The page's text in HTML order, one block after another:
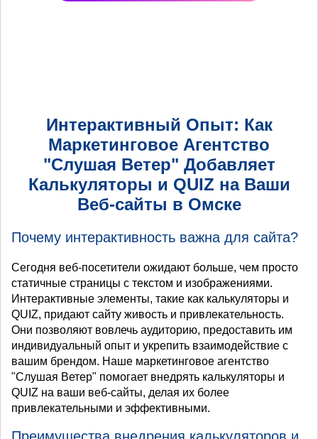
Интерактивный Опыт: Как
Маркетинговое Агентство
"Слушая Ветер" Добавляет
Калькуляторы и QUIZ на Ваши
Веб-сайты в Омске
Почему интерактивность важна для сайта?
Сегодня веб-посетители ожидают больше, чем просто
статичные страницы с текстом и изображениями.
Интерактивные элементы, такие как калькуляторы и
QUIZ, придают сайту живость и привлекательность.
Они позволяют вовлечь аудиторию, предоставить им
индивидуальный опыт и укрепить взаимодействие с
вашим брендом. Наше маркетинговое агентство
"Слушая Ветер" помогает внедрять калькуляторы и
QUIZ на ваши веб-сайты, делая их более
привлекательными и эффективными.